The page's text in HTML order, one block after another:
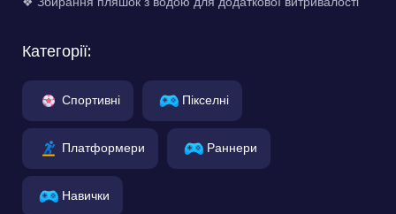
Категорії:
Спортивні Пікселні
Платформери Раннери
Навички